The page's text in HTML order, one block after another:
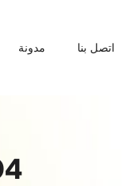
مدونة اتصل بنا